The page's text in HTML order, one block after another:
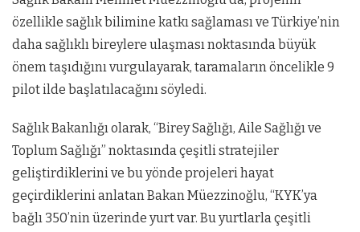
özellikle sağlık bilimine katkı sağlaması ve Türkiye’nin
daha sağlıklı bireylere ulaşması noktasında büyük
önem taşıdığını vurgulayarak, taramaların öncelikle 9
pilot ilde başlatılacağını söyledi.
Sağlık Bakanlığı olarak, “Birey Sağlığı, Aile Sağlığı ve
Toplum Sağlığı” noktasında çeşitli stratejiler
geliştirdiklerini ve bu yönde projeleri hayat
geçirdiklerini anlatan Bakan Müezzinoğlu, “KYK’ya
bağlı 350’nin üzerinde yurt var. Bu yurtlarla çeşitli